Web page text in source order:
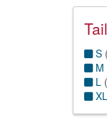
S (
M
L (
XL